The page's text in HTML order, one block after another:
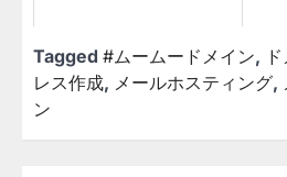
Tagged #ムームードメイン,
レス作成, メールホスティング,
ン